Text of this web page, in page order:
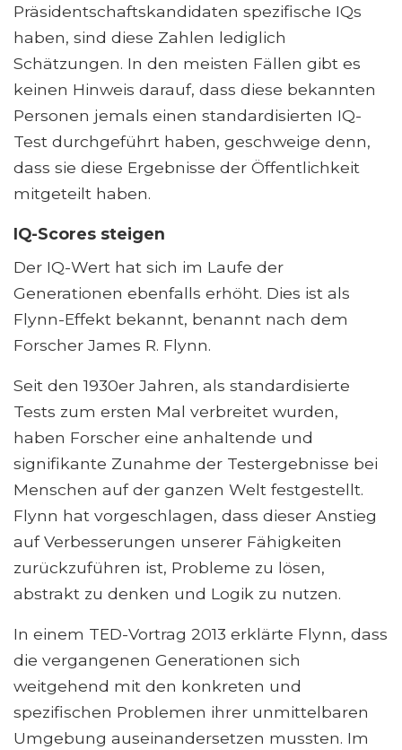
Präsidentschaftskandidaten spezifische IQs
haben, sind diese Zahlen lediglich
Schätzungen. In den meisten Fällen gibt es
keinen Hinweis darauf, dass diese bekannten
Personen jemals einen standardisierten IQ-
Test durchgeführt haben, geschweige denn,
dass sie diese Ergebnisse der Öffentlichkeit
mitgeteilt haben.
IQ-Scores steigen
Der IQ-Wert hat sich im Laufe der
Generationen ebenfalls erhöht. Dies ist als
Flynn-Effekt bekannt, benannt nach dem
Forscher James R. Flynn.
Seit den 1930er Jahren, als standardisierte
Tests zum ersten Mal verbreitet wurden,
haben Forscher eine anhaltende und
signifikante Zunahme der Testergebnisse bei
Menschen auf der ganzen Welt festgestellt.
Flynn hat vorgeschlagen, dass dieser Anstieg
auf Verbesserungen unserer Fähigkeiten
zurückzuführen ist, Probleme zu lösen,
abstrakt zu denken und Logik zu nutzen.
In einem TED-Vortrag 2013 erklärte Flynn, dass
die vergangenen Generationen sich
weitgehend mit den konkreten und
spezifischen Problemen ihrer unmittelbaren
Umgebung auseinandersetzen mussten. Im